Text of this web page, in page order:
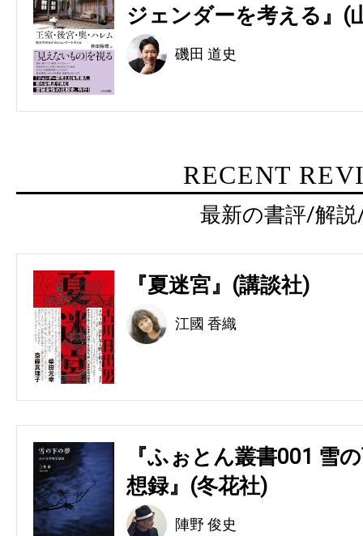
ジェンダーを考える』(
磯田 道史
RECENT
最新の書評/解
『夏迷宮』(講談社)
江國 香織
『ふぉとん叢書001 雪
想録』(冬花社)
陣野 俊史